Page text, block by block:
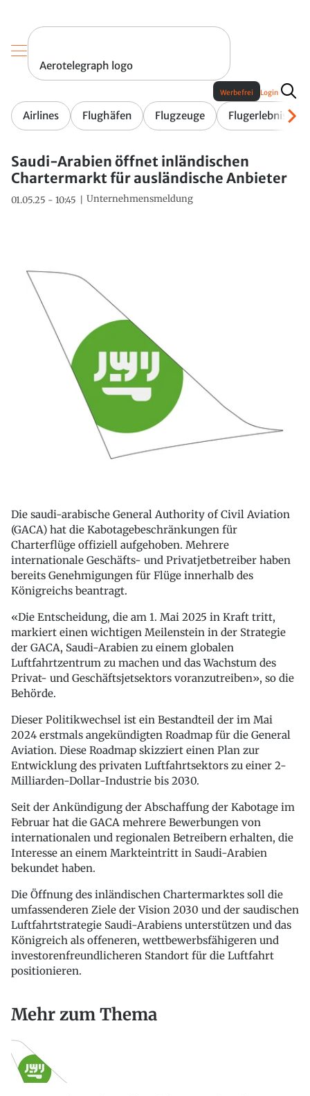
Aerotelegraph logo
Airlines Flughäfen Flugzeuge Flugerlebnis
Werbefrei Login
Saudi-Arabien öffnet inländischen
Chartermarkt für ausländische Anbieter
01.05.25 - 10:45 Unternehmensmeldung
Die saudi-arabische General Authority of Civil Aviation
(GACA) hat die Kabotagebeschränkungen für
Charterflüge offiziell aufgehoben. Mehrere
internationale Geschäfts- und Privatjetbetreiber haben
bereits Genehmigungen für Flüge innerhalb des
Königreichs beantragt.
«Die Entscheidung, die am 1. Mai 2025 in Kraft tritt,
markiert einen wichtigen Meilenstein in der Strategie
der GACA, Saudi-Arabien zu einem globalen
Luftfahrtzentrum zu machen und das Wachstum des
Privat- und Geschäftsjetsektors voranzutreiben», so die
Behörde.
Dieser Politikwechsel ist ein Bestandteil der im Mai
2024 erstmals angekündigten Roadmap für die General
Aviation. Diese Roadmap skizziert einen Plan zur
Entwicklung des privaten Luftfahrtsektors zu einer 2-
Milliarden-Dollar-Industrie bis 2030.
Seit der Ankündigung der Abschaffung der Kabotage im
Februar hat die GACA mehrere Bewerbungen von
internationalen und regionalen Betreibern erhalten, die
Interesse an einem Markteintritt in Saudi-Arabien
bekundet haben.
Die Öffnung des inländischen Chartermarktes soll die
umfassenderen Ziele der Vision 2030 und der saudischen
Luftfahrtstrategie Saudi-Arabiens unterstützen und das
Königreich als offeneren, wettbewerbsfähigeren und
investorenfreundlicheren Standort für die Luftfahrt
positionieren.
Mehr zum Thema